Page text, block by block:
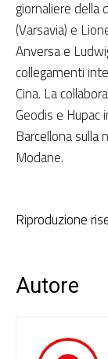
giornaliere della
(Varsavia) e
Anversa e
collegamenti
Cina. La
Geodis e Hupac
Barcellona sulla
Modane.
Riproduzione
Autore